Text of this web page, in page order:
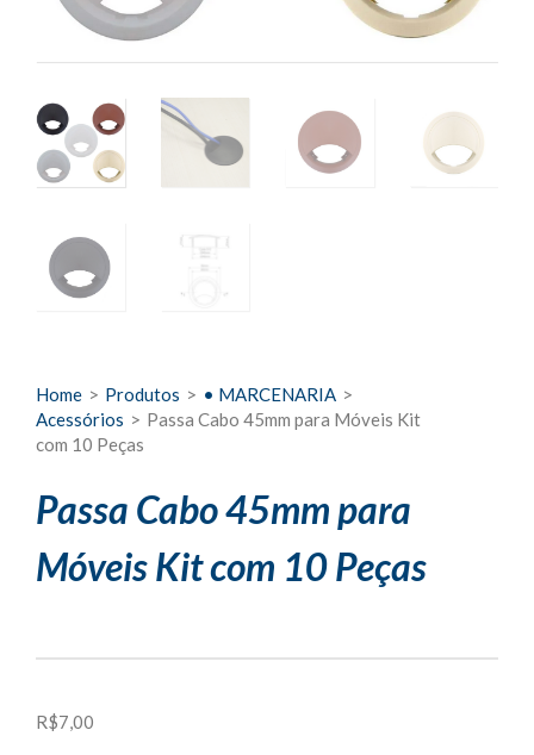
Home > Produtos > • MARCENARIA >
Acessórios > Passa Cabo 45mm para Móveis Kit
com 10 Peças
Passa Cabo 45mm para
Móveis Kit com 10 Peças
R$7,00